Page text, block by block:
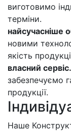
виготовимо
терміни.
найсучасніше
новими
якість
власний сервіс.
забезпечуємо
продукції.
Наше